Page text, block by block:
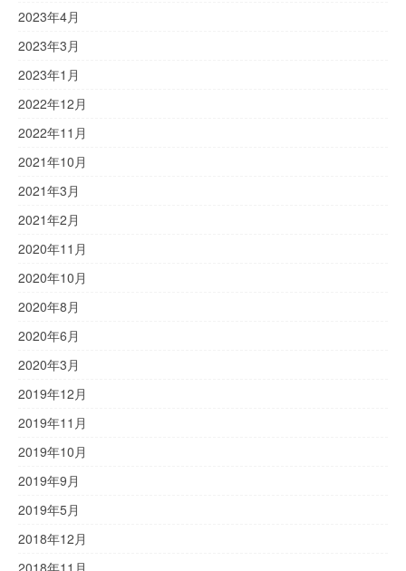
2023年4月
2023年3月
2023年1月
2022年12月
2022年11月
2021年10月
2021年3月
2021年2月
2020年11月
2020年10月
2020年8月
2020年6月
2020年3月
2019年12月
2019年11月
2019年10月
2019年9月
2019年5月
2018年12月